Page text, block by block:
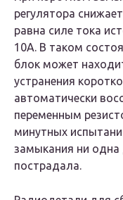
регулятора
равна силе тока
10А. В таком
блок может
устранения
автоматически
переменным
минутных
замыкания ни одна
пострадала.